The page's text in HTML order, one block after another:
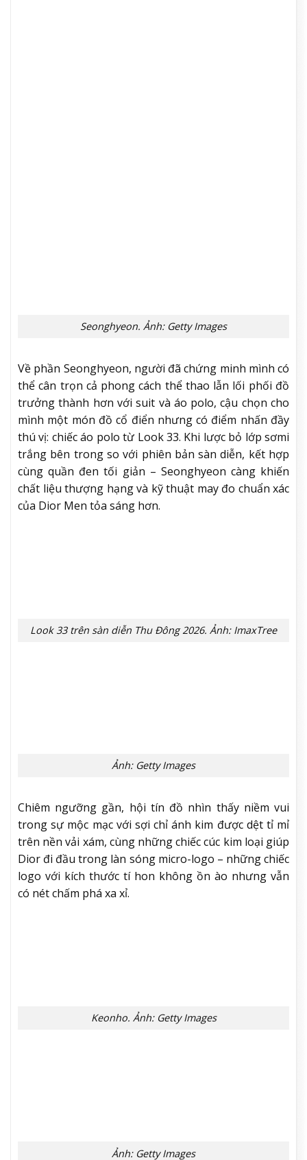
Seonghyeon. Ảnh: Getty Images
Về phần Seonghyeon, người đã chứng minh mình có
thể cân trọn cả phong cách thể thao lẫn lối phối đồ
trưởng thành hơn với suit và áo polo, cậu chọn cho
mình một món đồ cổ điển nhưng có điểm nhấn đầy
thú vị: chiếc áo polo từ Look 33. Khi lược bỏ lớp sơmi
trắng bên trong so với phiên bản sàn diễn, kết hợp
cùng quần đen tối giản – Seonghyeon càng khiến
chất liệu thượng hạng và kỹ thuật may đo chuẩn xác
của Dior Men tỏa sáng hơn.
Look 33 trên sàn diễn Thu Đông 2026. Ảnh: ImaxTree